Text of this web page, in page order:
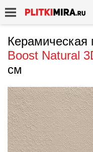
Керамическая
Boost Natural
см